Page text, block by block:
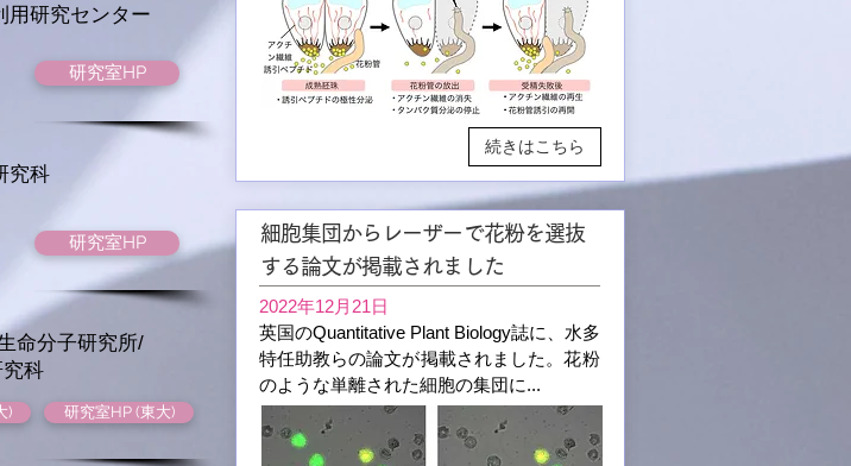
用研究センター
研究室HP
究科
研究室HP
命分子研究所​/
科
) 研究室HP (東大)
続きはこちら
細胞集団からレーザーで花粉を選抜
する論文が掲載されました
2022年12月21日
英国のQuantitative Plant Biology誌に、水多
特任助教らの論文が掲載されました。花粉
のような単離された細胞の集団に...